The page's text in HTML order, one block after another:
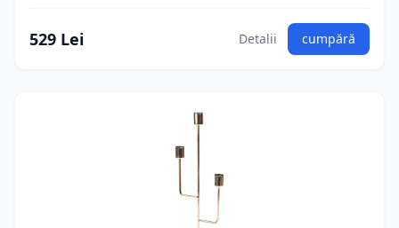
529 Lei Detalii cumpără